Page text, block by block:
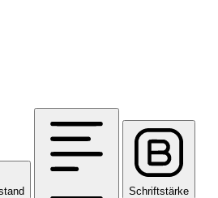
Schriftstärke